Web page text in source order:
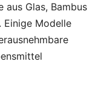
aus Glas, Bambus
Einige Modelle